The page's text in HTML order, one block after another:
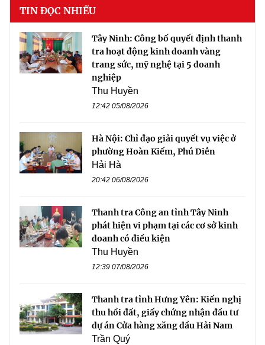
TIN ĐỌC NHIỀU
Tây Ninh: Công bố quyết định thanh
tra hoạt động kinh doanh vàng
trang sức, mỹ nghệ tại 5 doanh
nghiệp
Thu Huyền
12:42 05/08/2026
Hà Nội: Chỉ đạo giải quyết vụ việc ở
phường Hoàn Kiếm, Phú Diễn
Hải Hà
20:42 06/08/2026
Thanh tra Công an tỉnh Tây Ninh
phát hiện vi phạm tại các cơ sở kinh
doanh có điều kiện
Thu Huyền
12:39 07/08/2026
Thanh tra tỉnh Hưng Yên: Kiến nghị
thu hồi đất, giấy chứng nhận đầu tư
dự án Cửa hàng xăng dầu Hải Nam
Trần Quý